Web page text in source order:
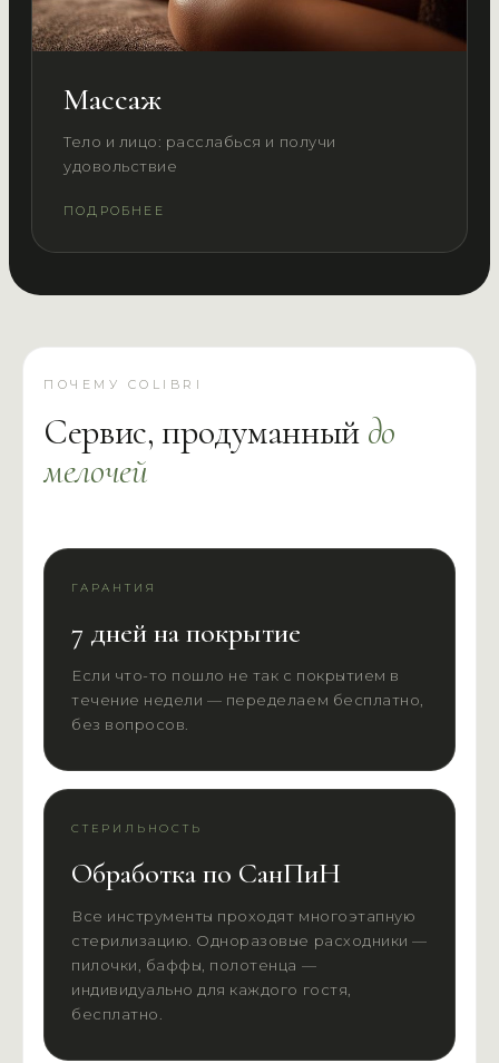
Массаж
Тело и лицо: расслабься и получи
удовольствие
ПОДРОБНЕЕ
ПОЧЕМУ COLIBRI
Сервис, продуманный до
мелочей
ГАРАНТИЯ
7 дней на покрытие
Если что-то пошло не так с покрытием в
течение недели — переделаем бесплатно,
без вопросов.
СТЕРИЛЬНОСТЬ
Обработка по СанПиН
Все инструменты проходят многоэтапную
стерилизацию. Одноразовые расходники —
пилочки, баффы, полотенца —
индивидуально для каждого гостя,
бесплатно.